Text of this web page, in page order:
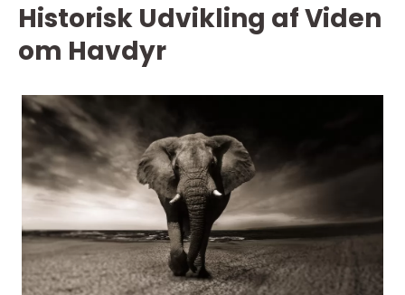
Historisk Udvikling af Viden
om Havdyr